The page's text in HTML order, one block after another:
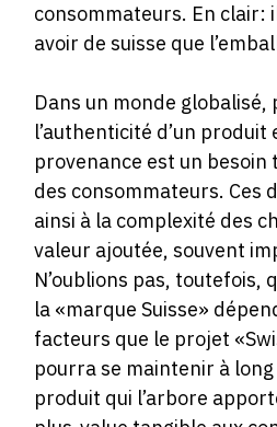
consommateurs. En clair:
avoir de suisse que
Dans un monde globalisé,
l’authenticité d’un
provenance est un
des consommateurs. Ces
ainsi à la complexité des
valeur ajoutée, souvent
N’oublions pas, toutefois,
la «marque Suisse»
facteurs que le projet
pourra se maintenir à
produit qui l’arbore